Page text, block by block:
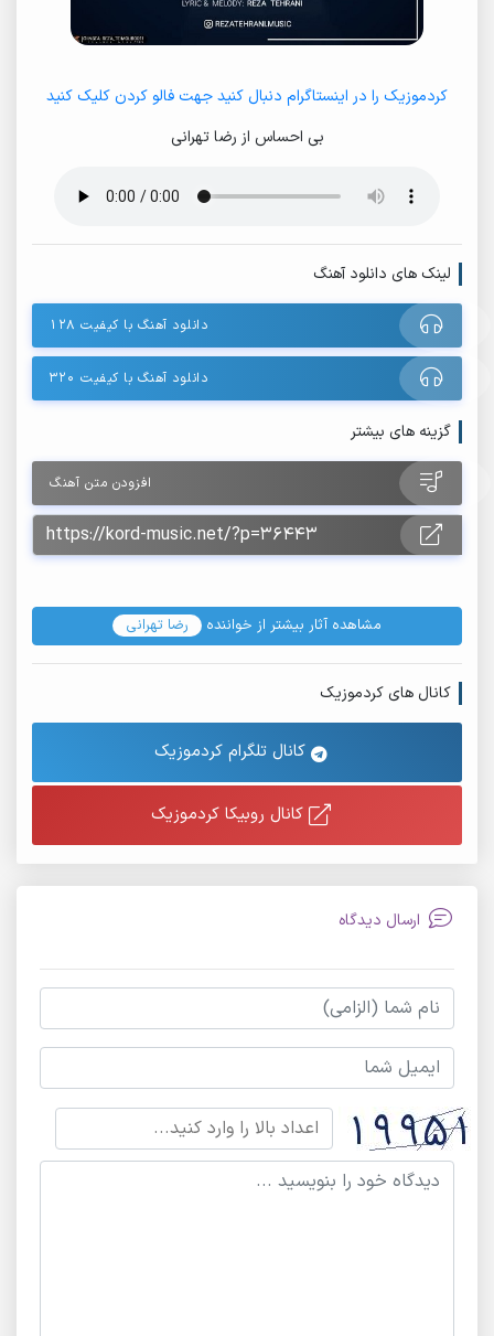
کردموزیک را در اینستاگرام دنبال کنید جهت فالو کردن کلیک کنید
بی احساس از رضا تهرانی
لینک های دانلود آهنگ
دانلود آهنگ با کیفیت ۱۲۸
دانلود آهنگ با کیفیت ۳۲۰
گزینه های بیشتر
افزودن متن آهنگ
مشاهده آثار بیشتر از خواننده رضا تهرانی
کانال های کردموزیک
کانال تلگرام کردموزیک
کانال روبیکا کردموزیک
ارسال دیدگاه